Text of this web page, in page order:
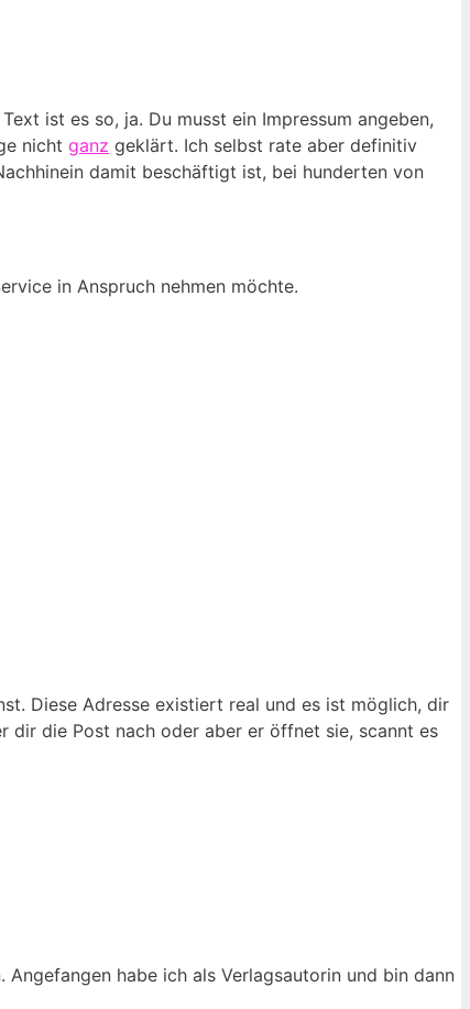
ist es so, ja. Du musst ein Impressum angeben,
nicht ganz geklärt. Ich selbst rate aber definitiv
damit beschäftigt ist, bei hunderten von
in Anspruch nehmen möchte.
Diese Adresse existiert real und es ist möglich, dir
dir die Post nach oder aber er öffnet sie, scannt es
Angefangen habe ich als Verlagsautorin und bin dann